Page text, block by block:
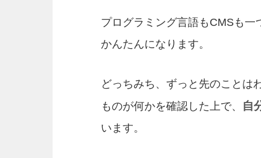
プログラミング言語もCMSも一
かんたんになります。
どっちみち、ずっと先のことは
ものが何かを確認した上で、 自
います。